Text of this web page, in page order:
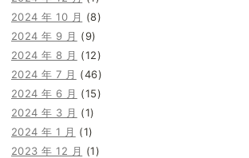
2024 年 10 月 (8)
2024 年 9 月 (9)
2024 年 8 月 (12)
2024 年 7 月 (46)
2024 年 6 月 (15)
2024 年 3 月 (1)
2024 年 1 月 (1)
2023 年 12 月 (1)